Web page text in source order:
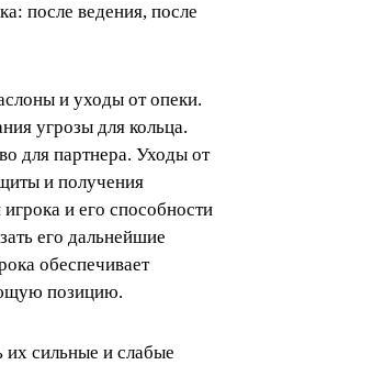
после ведения, после
и уходы от опеки.
угрозы для кольца.
для партнера. Уходы от
и получения
и его способности
его дальнейшие
обеспечивает
позицию.
их сильные и слабые